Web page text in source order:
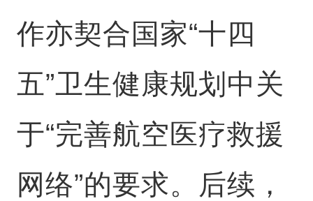
作亦契合国家“十四
五”卫生健康规划中关
于“完善航空医疗救援
网络”的要求。后续，